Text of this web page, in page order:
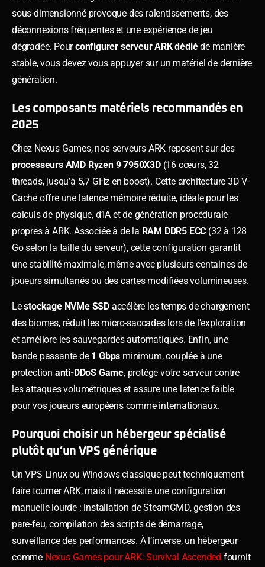
sous-dimensionné provoque des ralentissements, des
déconnexions fréquentes et une expérience de jeu
dégradée. Pourconfigurer serveur ARK dédiéde manière
stable, vous devez vous appuyer sur un matériel de dernière
génération.
Les composants matériels recommandés en
2025
Chez Nexus Games, nos serveurs ARK reposent sur des
processeurs AMD Ryzen 9 7950X3D(16 cœurs, 32
threads, jusqu’à 5,7 GHz en boost). Cette architecture 3D V-
Cache offre une latence mémoire réduite, idéale pour les
calculs de physique, d’IA et de génération procédurale
propres à ARK. Associée à de la RAM DDR5 ECC (32 à 128
Go selon la taille du serveur), cette configuration garantit
une stabilité maximale, même avec plusieurs centaines de
joueurs simultanés ou des cartes modifiées volumineuses.
Lestockage NVMe SSD accélère les temps de chargement
des biomes, réduit les micro-saccades lors de l’exploration
et améliore les sauvegardes automatiques. Enfin, une
bande passante de 1 Gbps minimum, couplée à une
protection anti-DDoS Game, protège votre serveur contre
les attaques volumétriques et assure une latence faible
pour vos joueurs européens comme internationaux.
Pourquoi choisir un hébergeur spécialisé
plutôt qu’un VPS générique
Un VPS Linux ou Windows classique peut techniquement
faire tourner ARK, mais il nécessite une configuration
manuelle lourde : installation de SteamCMD, gestion des
pare-feu, compilation des scripts de démarrage,
surveillance des performances. À l’inverse, un hébergeur
comme Nexus Games pour ARK: Survival Ascended fournit